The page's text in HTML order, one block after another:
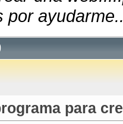
por
para